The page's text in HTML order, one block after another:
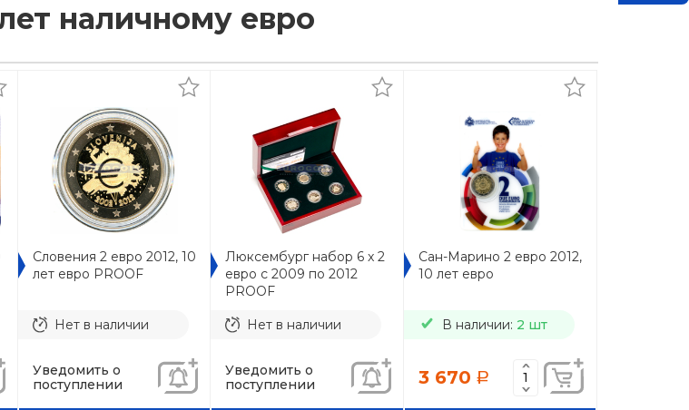
наличному евро
Словения 2 евро 2012, 10
лет евро PROOF
Нет в наличии
Уведомить о
поступлении
Люксембург набор 6 x 2
евро с 2009 по 2012
PROOF
Нет в наличии
Уведомить о
поступлении
Сан-Марино 2 евро 2012,
10 лет евро
В наличии: 2 шт
3 670 a